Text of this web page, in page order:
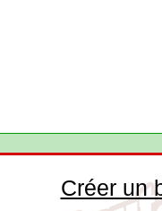
Créer un